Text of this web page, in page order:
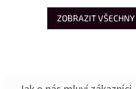
ZOBRAZIT